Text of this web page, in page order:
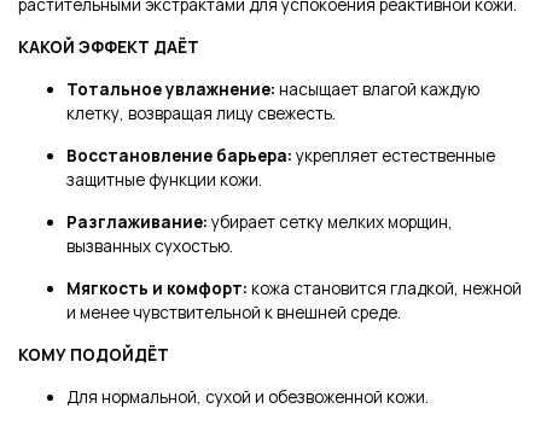
растительными экстрактами для успокоения реактивной кожи.
КАКОЙ ЭФФЕКТ ДАЁТ
Тотальное увлажнение: насыщает влагой каждую
клетку, возвращая лицу свежесть.
Восстановление барьера: укрепляет естественные
защитные функции кожи.
Разглаживание: убирает сетку мелких морщин,
вызванных сухостью.
Мягкость и комфорт: кожа становится гладкой, нежной
и менее чувствительной к внешней среде.
КОМУ ПОДОЙДЁТ
Для нормальной, сухой и обезвоженной кожи.